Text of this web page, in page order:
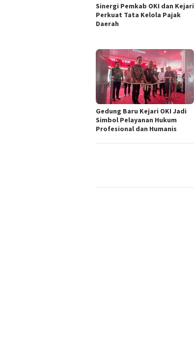
Sinergi Pemkab OKI dan Kejari
Perkuat Tata Kelola Pajak
Daerah
Gedung Baru Kejari OKI Jadi
Simbol Pelayanan Hukum
Profesional dan Humanis